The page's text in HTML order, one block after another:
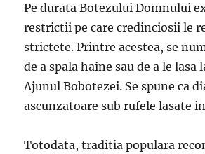
Pe durata Botezului Domnului
restrictii pe care credinciosii le
strictete. Printre acestea, se
de a spala haine sau de a le lasa
Ajunul Bobotezei. Se spune ca
ascunzatoare sub rufele lasate
Totodata, traditia populara